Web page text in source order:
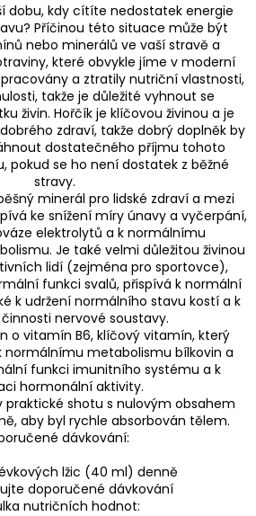
dobu, kdy cítíte nedostatek energie
Příčinou této situace může být
nebo minerálů ve vaší stravě a
které obvykle jíme v moderní
a ztratily nutriční vlastnosti,
takže je důležité vyhnout se
živin. Hořčík je klíčovou živinou a je
zdraví, takže dobrý doplněk by
dostatečného příjmu tohoto
pokud se ho není dostatek z běžné
stravy.
minerál pro lidské zdraví a mezi
ke snížení míry únavy a vyčerpání,
elektrolytů a k normálnímu
Je také velmi důležitou živinou
lidí (zejména pro sportovce),
funkci svalů, přispívá k normální
k udržení normálního stavu kostí a k
nervové soustavy.
o vitamín B6, klíčový vitamín, který
normálnímu metabolismu bílkovin a
funkci imunitního systému a k
hormonální aktivity.
praktické shotu s nulovým obsahem
aby byl rychle absorbován tělem.
dávkování:
lžic (40 ml) denně
doporučené dávkování
nutričních hodnot: